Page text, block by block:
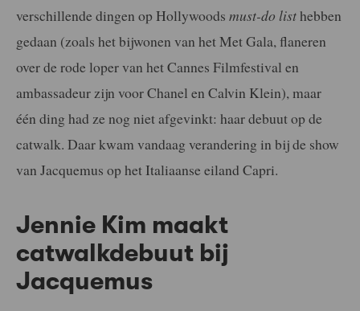
verschillende dingen op Hollywoods must-do listhebben
gedaan (zoals het bijwonen van het Met Gala, flaneren
over de rode loper van het Cannes Filmfestival en
ambassadeur zijn voor Chanel en Calvin Klein), maar
één ding had ze nog niet afgevinkt: haar debuut op de
catwalk. Daar kwam vandaag verandering in bij de show
van Jacquemus op het Italiaanse eiland Capri.
Jennie Kim maakt
catwalkdebuut bij
Jacquemus